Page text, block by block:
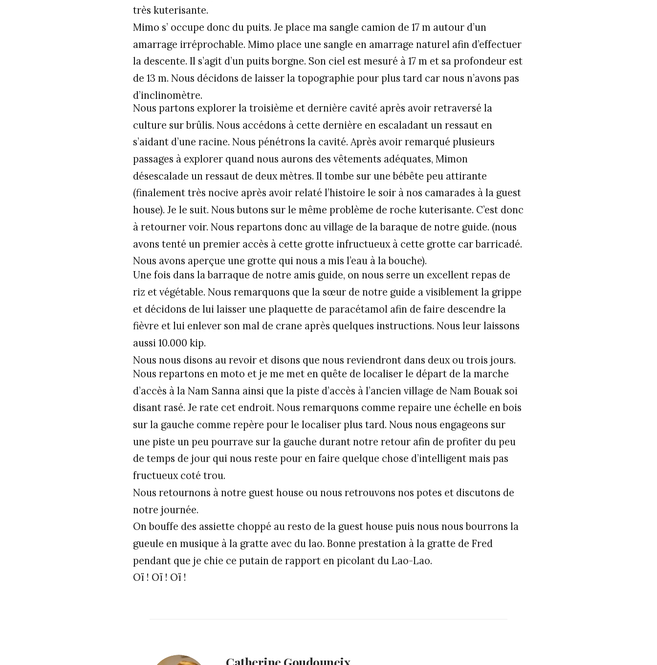
très kuterisante.
Mimo s’ occupe donc du puits. Je place ma sangle camion de 17 m autour d’un
amarrage irréprochable. Mimo place une sangle en amarrage naturel afin d’effectuer
la descente. Il s’agit d’un puits borgne. Son ciel est mesuré à 17 m et sa profondeur est
de 13 m. Nous décidons de laisser la topographie pour plus tard car nous n’avons pas
d’inclinomètre.
Nous partons explorer la troisième et dernière cavité après avoir retraversé la
culture sur brûlis. Nous accédons à cette dernière en escaladant un ressaut en
s’aidant d’une racine. Nous pénétrons la cavité. Après avoir remarqué plusieurs
passages à explorer quand nous aurons des vêtements adéquates, Mimon
désescalade un ressaut de deux mètres. Il tombe sur une bébête peu attirante
(finalement très nocive après avoir relaté l’histoire le soir à nos camarades à la guest
house). Je le suit. Nous butons sur le même problème de roche kuterisante. C’est donc
à retourner voir. Nous repartons donc au village de la baraque de notre guide. (nous
avons tenté un premier accès à cette grotte infructueux à cette grotte car barricadé.
Nous avons aperçue une grotte qui nous a mis l’eau à la bouche).
Une fois dans la barraque de notre amis guide, on nous serre un excellent repas de
riz et végétable. Nous remarquons que la sœur de notre guide a visiblement la grippe
et décidons de lui laisser une plaquette de paracétamol afin de faire descendre la
fièvre et lui enlever son mal de crane après quelques instructions. Nous leur laissons
aussi 10.000 kip.
Nous nous disons au revoir et disons que nous reviendront dans deux ou trois jours.
Nous repartons en moto et je me met en quête de localiser le départ de la marche
d’accès à la Nam Sanna ainsi que la piste d’accès à l’ancien village de Nam Bouak soi
disant rasé. Je rate cet endroit. Nous remarquons comme repaire une échelle en bois
sur la gauche comme repère pour le localiser plus tard. Nous nous engageons sur
une piste un peu pourrave sur la gauche durant notre retour afin de profiter du peu
de temps de jour qui nous reste pour en faire quelque chose d’intelligent mais pas
fructueux coté trou.
Nous retournons à notre guest house ou nous retrouvons nos potes et discutons de
notre journée.
On bouffe des assiette choppé au resto de la guest house puis nous nous bourrons la
gueule en musique à la gratte avec du lao. Bonne prestation à la gratte de Fred
pendant que je chie ce putain de rapport en picolant du Lao-Lao.
Oï ! Oï ! Oï !